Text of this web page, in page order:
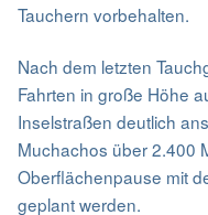
Tauchern vorbehalten.
Nach dem letzten
Fahrten in große Höhe
Inselstraßen deutlich
Muchachos über 2.400
Oberflächenpause mit
geplant werden.